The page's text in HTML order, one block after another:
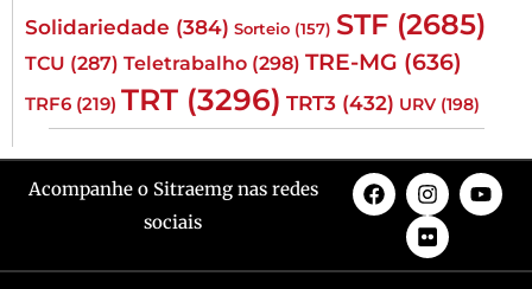
Solidariedade (384) Sorteio (157) STF (2685)
TCU (287) Teletrabalho (298) TRE-MG (636)
TRF6 (219) TRT (3296) TRT3 (432) URV (198)
Acompanhe o Sitraemg nas redes
sociais